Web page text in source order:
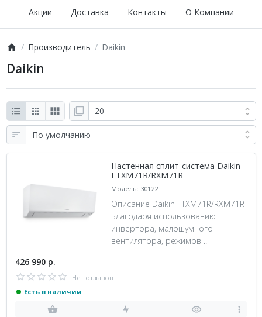
Акции Доставка Контакты О Компании
Производитель Daikin
Daikin
Настенная сплит-система Daikin
FTXM71R/RXM71R
Модель: 30122
Описание Daikin FTXM71R/RXM71R
Благодаря использованию
инвертора, малошумного
вентилятора, режимов ..
426 990 р.
Нет отзывов
Есть в наличии